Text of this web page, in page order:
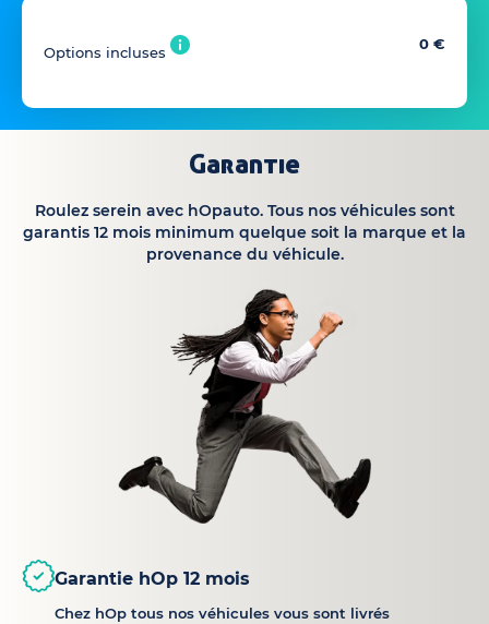
Options incluses 0 €
Garantie
Roulez serein avec hOpauto. Tous nos véhicules sont
garantis 12 mois minimum quelque soit la marque et la
provenance du véhicule.
Garantie hOp 12 mois
Chez hOp tous nos véhicules vous sont livrés